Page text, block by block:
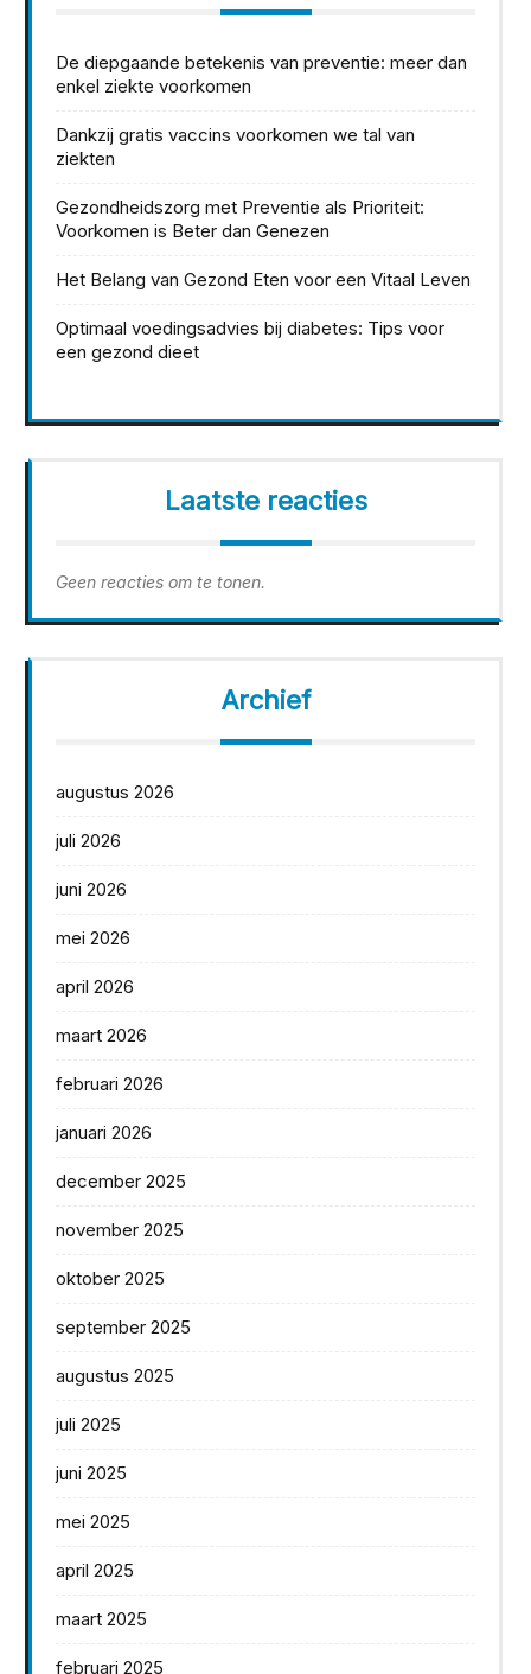
De diepgaande betekenis van preventie: meer dan
enkel ziekte voorkomen
Dankzij gratis vaccins voorkomen we tal van
ziekten
Gezondheidszorg met Preventie als Prioriteit:
Voorkomen is Beter dan Genezen
Het Belang van Gezond Eten voor een Vitaal Leven
Optimaal voedingsadvies bij diabetes: Tips voor
een gezond dieet
Laatste reacties
Geen reacties om te tonen.
Archief
augustus 2026
juli 2026
juni 2026
mei 2026
april 2026
maart 2026
februari 2026
januari 2026
december 2025
november 2025
oktober 2025
september 2025
augustus 2025
juli 2025
juni 2025
mei 2025
april 2025
maart 2025
februari 2025